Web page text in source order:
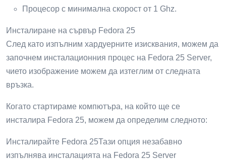
Процесор с минимална скорост от 1 Ghz.
Инсталиране на сървър Fedora 25
След като изпълним хардуерните изисквания, можем да
започнем инсталационния процес на Fedora 25 Server,
чието изображение можем да изтеглим от следната
връзка.
Когато стартираме компютъра, на който ще се
инсталира Fedora 25, можем да определим следното:
Инсталирайте Fedora 25Тази опция незабавно
изпълнява инсталацията на Fedora 25 Server